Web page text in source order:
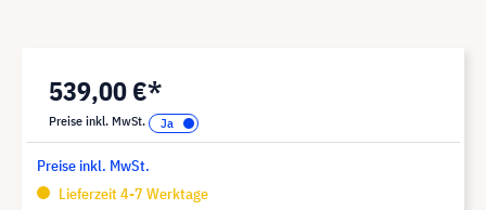
539,00 €*
Preise inkl. MwSt.
Preise inkl. MwSt.
Lieferzeit 4-7 Werktage